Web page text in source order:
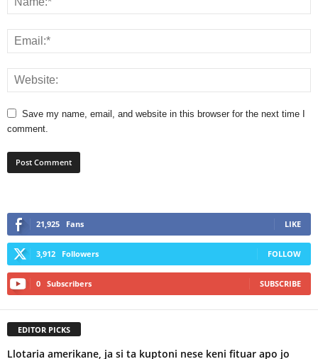
Save my name, email, and website in this browser for the next time I
comment.
21,925 Fans LIKE
3,912 Followers FOLLOW
0 Subscribers SUBSCRIBE
EDITOR PICKS
Llotaria amerikane, ja si ta kuptoni nese keni fituar apo jo